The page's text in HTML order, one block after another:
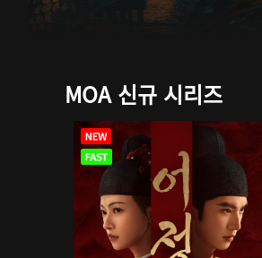
MOA 신규 시리즈